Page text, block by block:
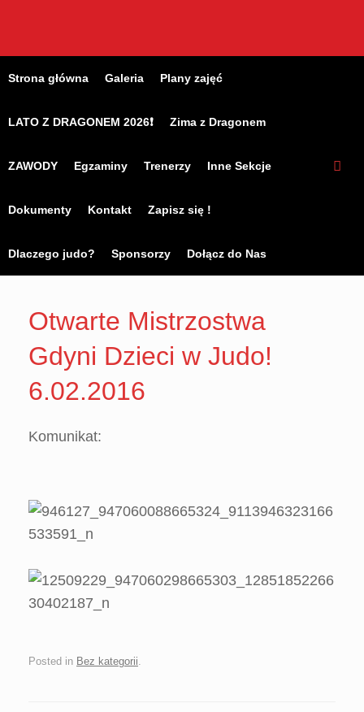
Strona główna Galeria Plany zajęć
LATO Z DRAGONEM 2026❗ Zima z Dragonem
ZAWODY Egzaminy Trenerzy Inne Sekcje
Dokumenty Kontakt Zapisz się !
Dlaczego judo? Sponsorzy Dołącz do Nas
Otwarte Mistrzostwa
Gdyni Dzieci w Judo!
6.02.2016
Komunikat:
Posted in Bez kategorii.